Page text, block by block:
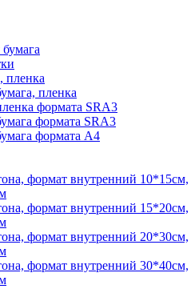
пленка
пленка
формата SRА3
формата SRА3
формата А4
формат внутренний 10*15см,
формат внутренний 15*20см,
формат внутренний 20*30см,
формат внутренний 30*40см,